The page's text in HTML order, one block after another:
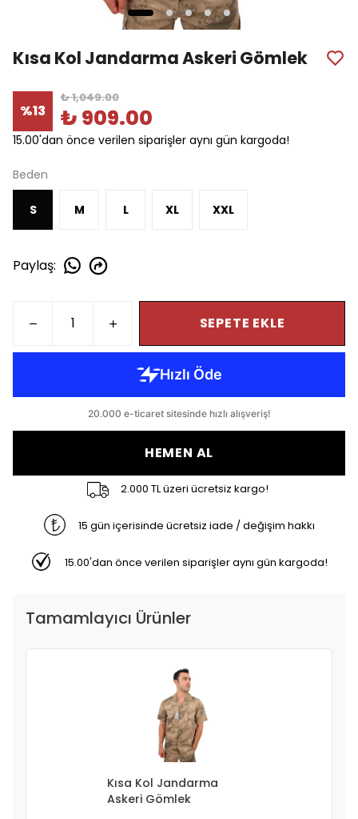
Kısa Kol Jandarma Askeri Gömlek
%13
₺ 1,049.00
₺ 909.00
15.00'dan önce verilen siparişler aynı gün kargoda!
Beden
S M L XL XXL
Paylaş:
SEPETE EKLE
HEMEN AL
2.000 TL üzeri ücretsiz kargo!
15 gün içerisinde ücretsiz iade / değişim hakkı
15.00'dan önce verilen siparişler aynı gün kargoda!
Tamamlayıcı Ürünler
Kısa Kol Jandarma
Askeri Gömlek